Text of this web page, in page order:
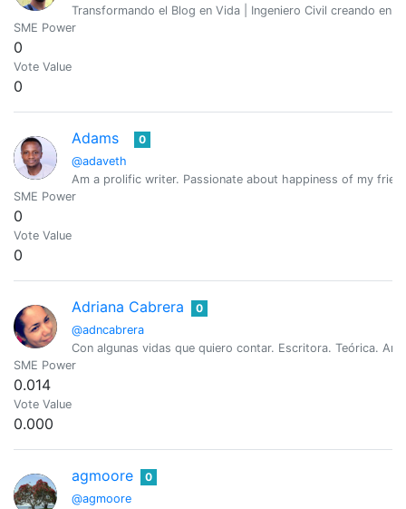
Transformando el Blog en Vida | Ingeniero Civil creando en
SME Power
0
Vote Value
0
Adams
@adaveth
0
Am a prolific writer. Passionate about happiness of my
SME Power
0
Vote Value
0
Adriana Cabrera
@adncabrera
0
Con algunas vidas que quiero contar. Escritora. Teórica.
SME Power
0.014
Vote Value
0.000
agmoore
@agmoore
0